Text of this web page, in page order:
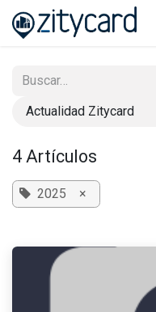
Ir al contenido
Actualidad Zitycard
4 Artículos
2025 ×